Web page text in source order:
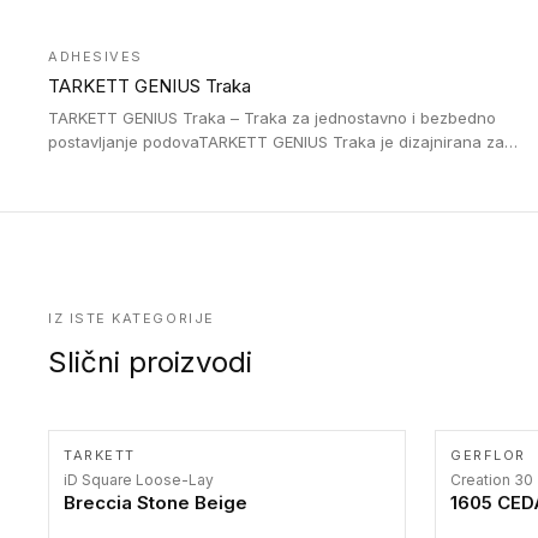
uglom, sa poluprečnikom savijanja od 2R za stepenice više od
16 cm. Poste i verzije od aluminijuma za oblasti pod visokim
opterećenjem. Postavljaju se na postojeći pod. Veoma su
ADHESIVES
TARKETT GENIUS Traka
TARKETT GENIUS Traka – Traka za jednostavno i bezbedno
postavljanje podovaTARKETT GENIUS Traka je dizajnirana za
IZ ISTE KATEGORIJE
Slični proizvodi
TARKETT
iD Square Loose-Lay
Breccia Stone Beige
GERFLOR
Creation 30
1605